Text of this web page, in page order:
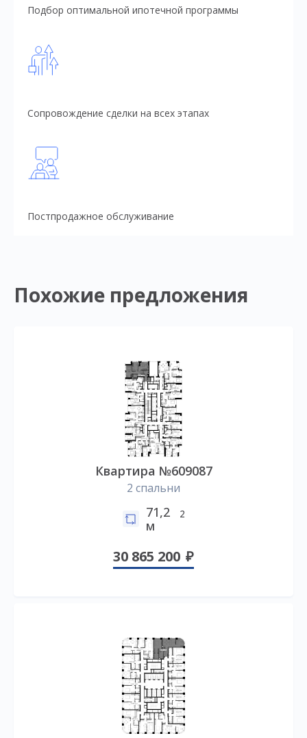
Подбор оптимальной ипотечной программы
Сопровождение сделки на всех этапах
Постпродажное обслуживание
Похожие предложения
Квартира №609087
2 спальни
71,2
м
2
30 865 200